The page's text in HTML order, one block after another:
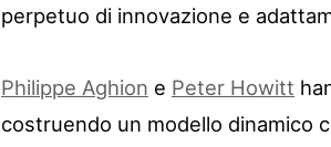
perpetuo di innovazione e
Philippe Aghion e Peter Howitt
costruendo un modello dinamico